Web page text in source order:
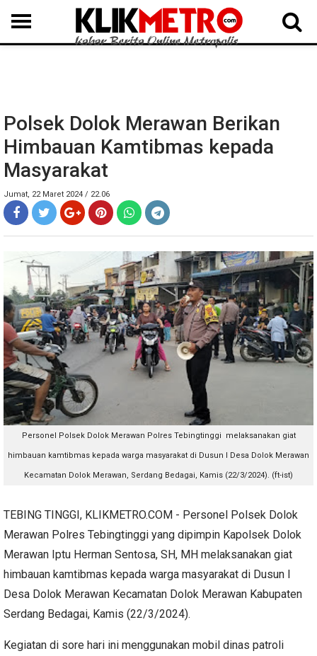
MEDAN LANGKAT DAIRI SAMOSIR TAPUT BATUBARA DELISERDANG
Polsek Dolok Merawan Berikan
Himbauan Kamtibmas kepada
Masyarakat
Jumat, 22 Maret 2024 / 22.06
Personel Polsek Dolok Merawan Polres Tebingtinggi melaksanakan giat
himbauan kamtibmas kepada warga masyarakat di Dusun I Desa Dolok Merawan
Kecamatan Dolok Merawan, Serdang Bedagai, Kamis (22/3/2024). (ft-ist)
TEBING TINGGI, KLIKMETRO.COM - Personel Polsek Dolok
Merawan Polres Tebingtinggi yang dipimpin Kapolsek Dolok
Merawan Iptu Herman Sentosa, SH, MH melaksanakan giat
himbauan kamtibmas kepada warga masyarakat di Dusun I
Desa Dolok Merawan Kecamatan Dolok Merawan Kabupaten
Serdang Bedagai, Kamis (22/3/2024).
Kegiatan di sore hari ini menggunakan mobil dinas patroli